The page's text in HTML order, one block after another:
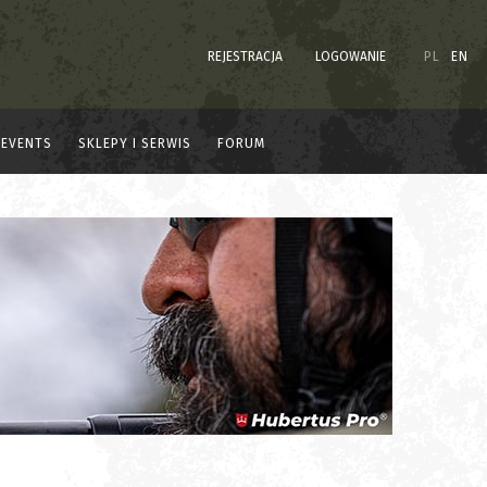
REJESTRACJA LOGOWANIE PL EN
EVENTS SKLEPY I SERWIS FORUM